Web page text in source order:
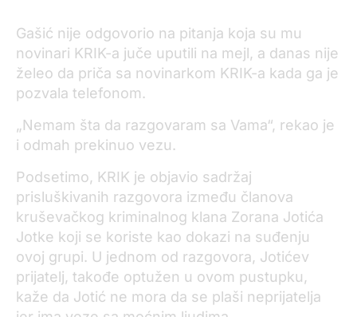
Gašić nije odgovorio na pitanja koja su mu
novinari KRIK-a juče uputili na mejl, a danas nije
želeo da priča sa novinarkom KRIK-a kada ga je
pozvala telefonom.
„Nemam šta da razgovaram sa Vama“, rekao je
i odmah prekinuo vezu.
Podsetimo, KRIK je objavio sadržaj
prisluškivanih razgovora između članova
kruševačkog kriminalnog klana Zorana Jotića
Jotke koji se koriste kao dokazi na suđenju
ovoj grupi. U jednom od razgovora, Jotićev
prijatelj, takođe optužen u ovom pustupku,
kaže da Jotić ne mora da se plaši neprijatelja